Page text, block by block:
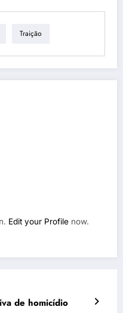
Traição
Edit your Profile now.
de homicídio